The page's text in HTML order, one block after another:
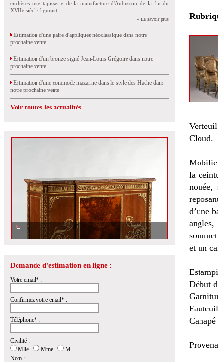
enchères une tapisserie de la manufacture d'Aubusson de la fin du
XVIIe siècle figurant...
» En savoir plus
Estimation d'une paire d'appliques néoclassique dans notre
prochaine vente
Estimation d'un bronze signé Jean-Louis Grégoire dans notre
prochaine vente
Estimation d'une commode mazarine dans le style des Hache dans
notre prochaine vente
Voir toutes les actualités
Demande d'estimation en ligne :
Votre email* :
Confirmez votre email* :
Téléphone* :
Civilité :
Mlle
Mme
M.
Nom :
Cloud.
la
nouée,
d’une
et un
Début